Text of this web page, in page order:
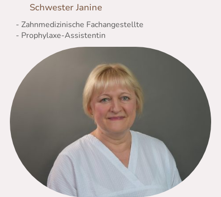
Schwester Janine
- Zahnmedizinische Fachangestellte
- Prophylaxe-Assistentin